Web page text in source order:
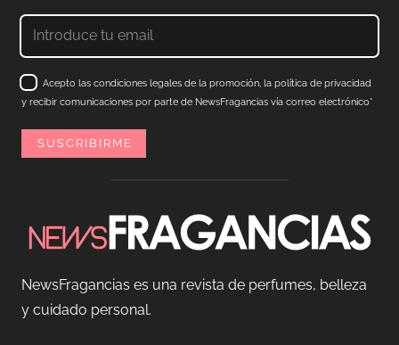
Acepto las condiciones legales de la promoción, la política de privacidad
y recibir comunicaciones por parte de NewsFragancias vía correo electrónico*
NewsFragancias es una revista de perfumes, belleza
y cuidado personal.